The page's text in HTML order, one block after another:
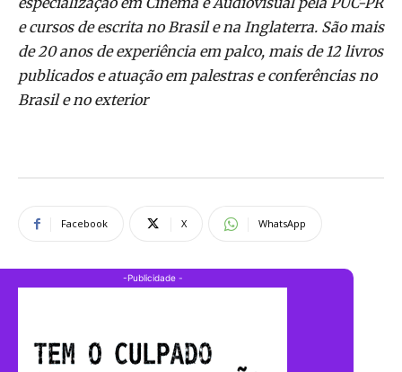
e cursos de escrita no Brasil e na Inglaterra. São mais
de 20 anos de experiência em palco, mais de 12 livros
publicados e atuação em palestras e conferências no
Brasil e no exterior
Facebook X WhatsApp
-Publicidade -